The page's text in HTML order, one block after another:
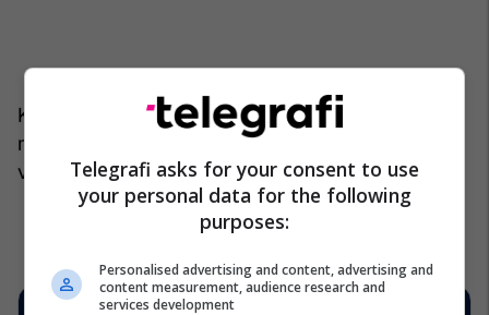
Kjo përqindje nuk përfshin votat nga vendvotimet
me kusht, votat e personave me nevoja të
veçanta dhe ato të votimit jashtë Kosovës.
Telegrafi asks for your consent to use
your personal data for the following
purposes:
Personalised advertising and content, advertising and
content measurement, audience research and
services development